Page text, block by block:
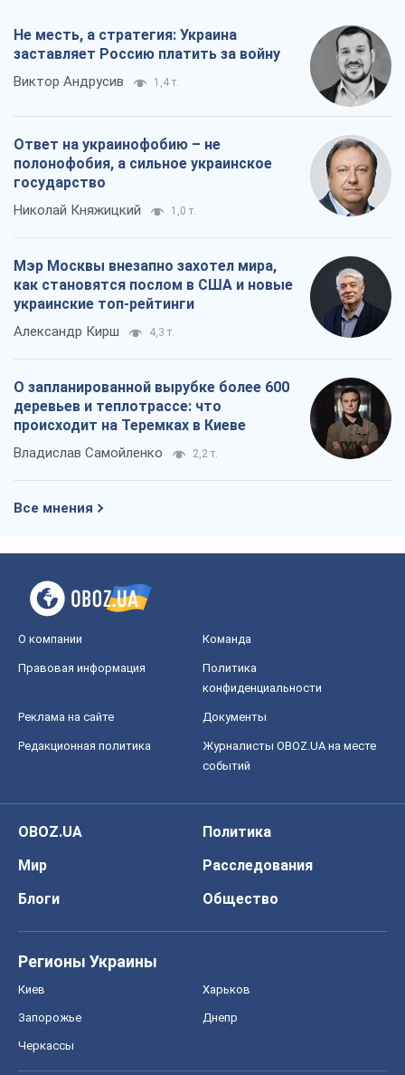
Не месть, а стратегия: Украина
заставляет Россию платить за войну
Виктор Андрусив 1,4 т.
Ответ на украинофобию – не
полонофобия, а сильное украинское
государство
Николай Княжицкий 1,0 т.
Мэр Москвы внезапно захотел мира,
как становятся послом в США и новые
украинские топ-рейтинги
Александр Кирш 4,3 т.
О запланированной вырубке более 600
деревьев и теплотрассе: что
происходит на Теремках в Киеве
Владислав Самойленко 2,2 т.
Все мнения
О компании Команда
Правовая информация
Политика
конфиденциальности
Реклама на сайте Документы
Редакционная политика
Журналисты OBOZ.UA на месте
событий
OBOZ.UA
Политика
Мир
Расследования
Блоги
Общество
Регионы Украины
Киев Харьков
Запорожье Днепр
Черкассы